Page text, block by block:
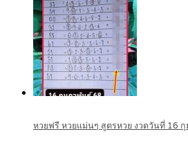
หวยฟรี หวยแม่นๆ สูตรหวย งวดวันที่ 16